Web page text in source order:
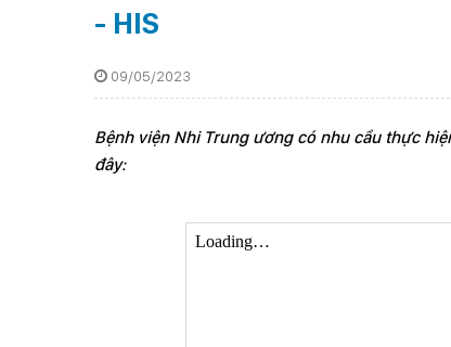
- HIS
09/05/2023
Bệnh viện Nhi Trung ương có nhu cầu thực
đây: